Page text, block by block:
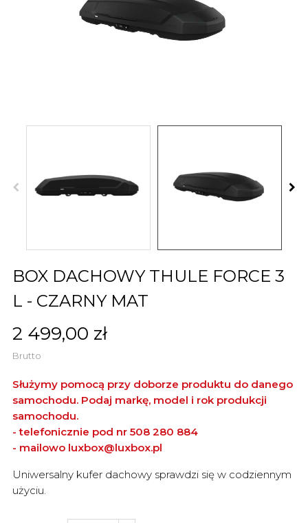
BOX DACHOWY THULE FORCE 3
L - CZARNY MAT
2 499,00 zł
Brutto
Służymy pomocą przy doborze produktu do danego
samochodu. Podaj markę, model i rok produkcji
samochodu.
- telefonicznie pod nr 508 280 884
- mailowo luxbox@luxbox.pl
Uniwersalny kufer dachowy sprawdzi się w codziennym
użyciu.